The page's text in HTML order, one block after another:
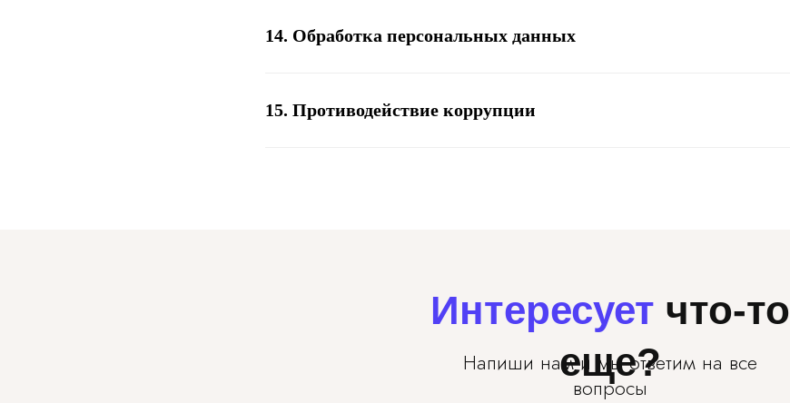
14. Обработка персональных данных
15. Противодействие коррупции
Интересует что-то
еще?
Напиши нам и мы ответим на все
вопросы